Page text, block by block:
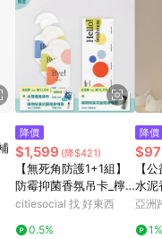
降價
$1,599 (降$421)
【無死角防護1+1組】
防霉抑菌香氛吊卡_檸
檬紅茶_單包組(共3片)
citiesocial 找 好東西
0.5%
降價
【
水泥
煙燻
亞洲
1%